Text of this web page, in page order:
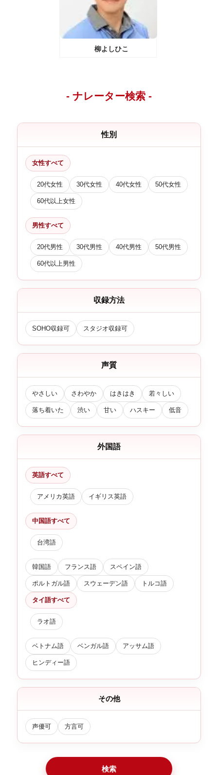
柳よしひこ
- ナレーター検索 -
性別
女性すべて
20代女性 30代女性 40代女性 50代女性
60代以上女性
男性すべて
20代男性 30代男性 40代男性 50代男性
60代以上男性
収録方法
SOHO収録可 スタジオ収録可
声質
やさしい さわやか はきはき 若々しい
落ち着いた 渋い 甘い ハスキー 低音
外国語
英語すべて
アメリカ英語 イギリス英語
中国語すべて
台湾語
韓国語 フランス語 スペイン語
ポルトガル語 スウェーデン語 トルコ語
タイ語すべて
ラオ語
ベトナム語 ベンガル語 アッサム語
ヒンディー語
その他
声優可 方言可
検索